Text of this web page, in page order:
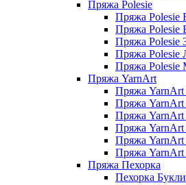
Пряжа Polesie
Пряжа Polesie
Пряжа Polesie
Пряжа Polesie
Пряжа Polesie
Пряжа Polesie
Пряжа YarnArt
Пряжа YarnArt
Пряжа YarnArt
Пряжа YarnArt
Пряжа YarnArt
Пряжа YarnArt
Пряжа YarnArt
Пряжа Пехорка
Пехорка